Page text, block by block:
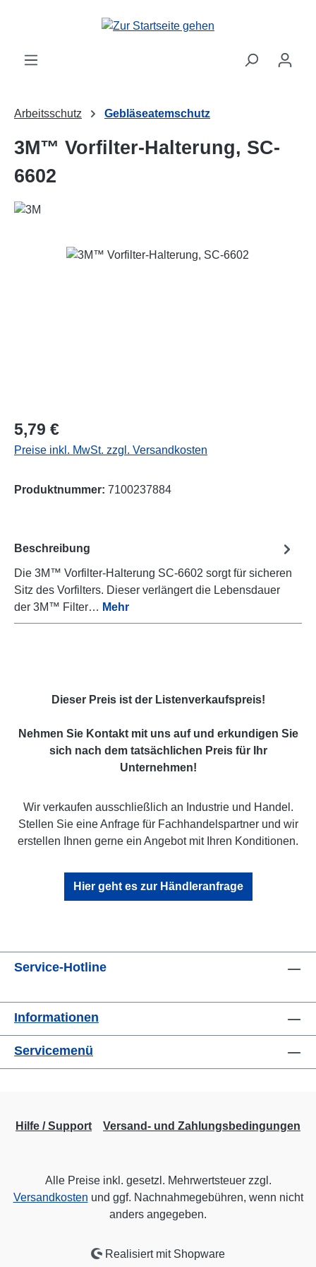
Zum Hauptinhalt springen
Arbeitsschutz Gebläseatemschutz
3M™ Vorfilter-Halterung, SC-
6602
Bildergalerie überspringen
Regulärer Preis:
5,79 €
Preise inkl. MwSt. zzgl. Versandkosten
Produktnummer: 7100237884
Beschreibung
Die 3M™ Vorfilter-Halterung SC-6602 sorgt für sicheren
Sitz des Vorfilters. Dieser verlängert die Lebensdauer
der 3M™ Filter… Mehr
Dieser Preis ist der Listenverkaufspreis!
Nehmen Sie Kontakt mit uns auf und erkundigen Sie
sich nach dem tatsächlichen Preis für Ihr
Unternehmen!
Wir verkaufen ausschließlich an Industrie und Handel.
Stellen Sie eine Anfrage für Fachhandelspartner und wir
erstellen Ihnen gerne ein Angebot mit Ihren Konditionen.
Hier geht es zur Händleranfrage
Service-Hotline
Informationen
Servicemenü
Hilfe / Support Versand- und Zahlungsbedingungen
Alle Preise inkl. gesetzl. Mehrwertsteuer zzgl.
Versandkosten und ggf. Nachnahmegebühren, wenn nicht
anders angegeben.
Realisiert mit Shopware